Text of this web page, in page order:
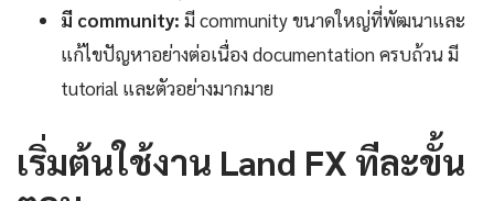
มี community: มี community ขนาดใหญ่ที่พัฒนาและ
แก้ไขปัญหาอย่างต่อเนื่อง documentation ครบถ้วน มี
tutorial และตัวอย่างมากมาย
เริ่มต้นใช้งาน Land FX ทีละขั้น